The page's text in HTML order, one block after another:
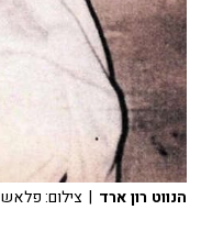
הנווט רון ארד | צילום: פלאש 90